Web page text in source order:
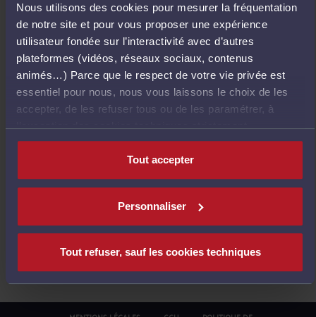
Nous utilisons des cookies pour mesurer la fréquentation
de notre site et pour vous proposer une expérience
utilisateur fondée sur l’interactivité avec d’autres
plateformes (vidéos, réseaux sociaux, contenus
animés…) Parce que le respect de votre vie privée est
essentiel pour nous, nous vous laissons le choix de les
accepter, de les refuser tous ou de les paramétrer, à
l’exception des cookies techniques strictement
nécessaires au fonctionnement du site.
Tout accepter
Personnaliser
Tout refuser, sauf les cookies techniques
E
T
O
U
R
À
L
'
C
I